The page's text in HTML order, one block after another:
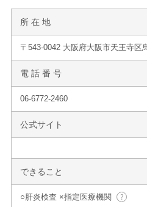
所 在 地
〒543-0042 大阪府大阪市天王寺区
電 話 番 号
06-6772-2460
公式サイト
できること
○肝炎検査 ×指定医療機関